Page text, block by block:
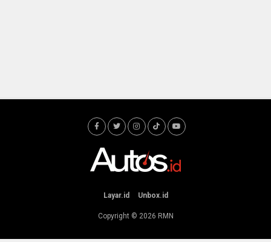
Layar.id Unbox.id
Copyright © 2026 RMN